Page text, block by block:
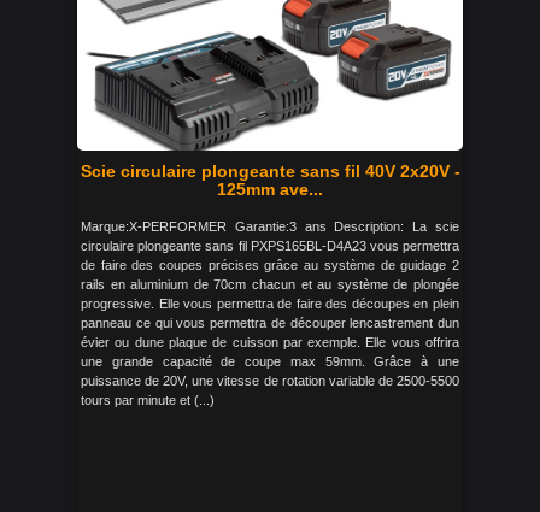
Scie circulaire plongeante sans fil 40V 2x20V -
125mm ave...
Marque:X-PERFORMER Garantie:3 ans Description: La scie
circulaire plongeante sans fil PXPS165BL-D4A23 vous permettra
de faire des coupes précises grâce au système de guidage 2
rails en aluminium de 70cm chacun et au système de plongée
progressive. Elle vous permettra de faire des découpes en plein
panneau ce qui vous permettra de découper lencastrement dun
évier ou dune plaque de cuisson par exemple. Elle vous offrira
une grande capacité de coupe max 59mm. Grâce à une
puissance de 20V, une vitesse de rotation variable de 2500-5500
tours par minute et (...)